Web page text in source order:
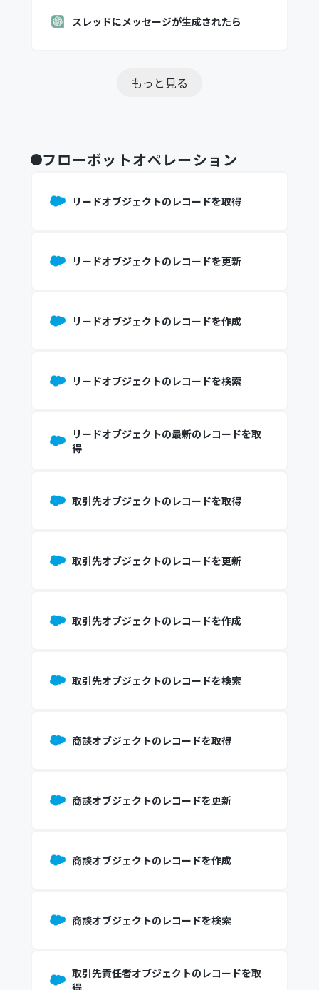
スレッドにメッセージが生成されたら
もっと見る
フローボットオペレーション
リードオブジェクトのレコードを取得
リードオブジェクトのレコードを更新
リードオブジェクトのレコードを作成
リードオブジェクトのレコードを検索
リードオブジェクトの最新のレコードを取
得
取引先オブジェクトのレコードを取得
取引先オブジェクトのレコードを更新
取引先オブジェクトのレコードを作成
取引先オブジェクトのレコードを検索
商談オブジェクトのレコードを取得
商談オブジェクトのレコードを更新
商談オブジェクトのレコードを作成
商談オブジェクトのレコードを検索
取引先責任者オブジェクトのレコードを取
得